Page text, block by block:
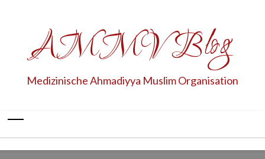
AMMV Blog
Medizinische Ahmadiyya Muslim Organisation